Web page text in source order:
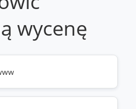
wycenę